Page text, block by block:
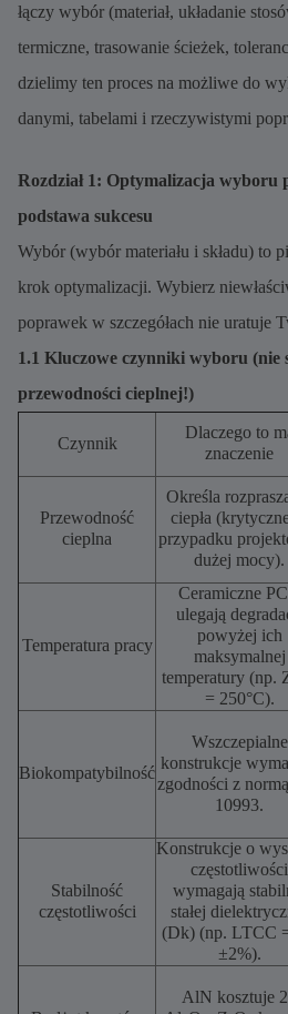
łączy wybór (materiał, układanie
termiczne, trasowanie ścieżek,
dzielimy ten proces na możliwe do
danymi, tabelami i rzeczywistymi
Rozdział 1: Optymalizacja wyboru
podstawa sukcesu
Wybór (wybór materiału i składu) to
krok optymalizacji. Wybierz
poprawek w szczegółach nie uratuje
1.1 Kluczowe czynniki wyboru (nie
przewodności cieplnej!)
Czynnik
Dlaczego to
znaczenie
Przewodność
cieplna
Określa
ciepła
przypadku
dużej mocy).
Temperatura pracy
Ceramiczne
ulegają
powyżej ich
maksymalnej
temperatury (np.
= 250°C).
Biokompatybilność
Wszczepialne
konstrukcje
zgodności z
10993.
Stabilność
częstotliwości
Konstrukcje o
częstotliwości
wymagają
stałej
(Dk) (np. LTCC
±2%).
AlN kosztuje